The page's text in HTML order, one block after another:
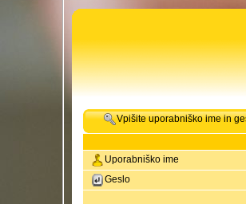
Vpišite uporabniško ime in
Uporabniško ime
Geslo